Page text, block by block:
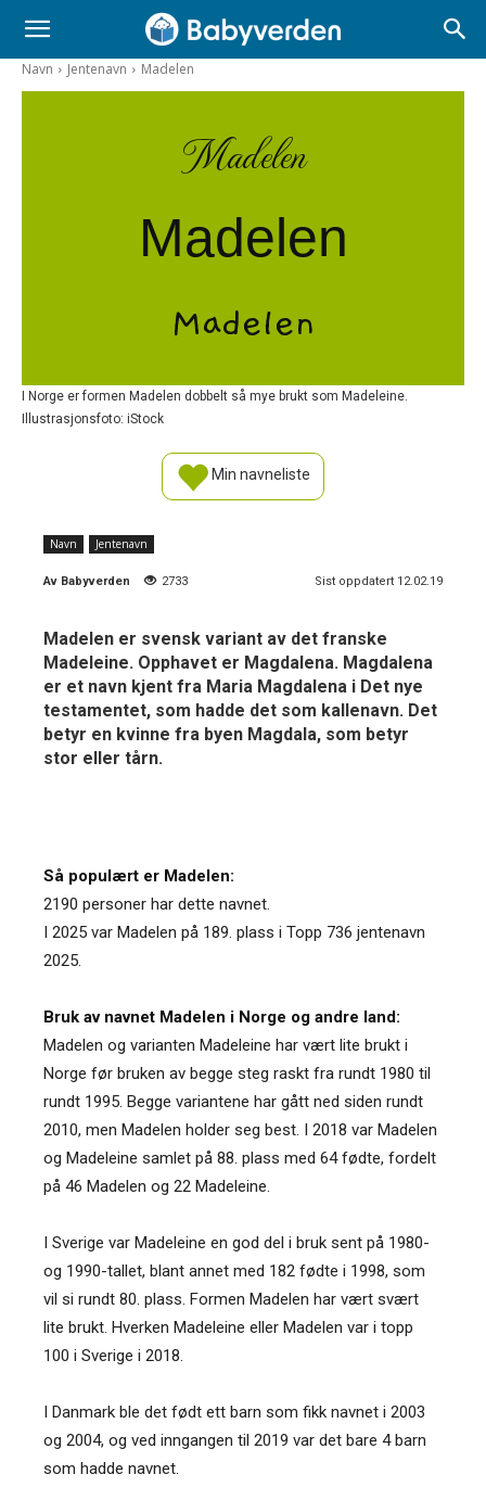
Navn Jentenavn Madelen
Madelen
Madelen
Madelen
I Norge er formen Madelen dobbelt så mye brukt som Madeleine.
Illustrasjonsfoto: iStock
Min navneliste
Navn Jentenavn
Av Babyverden 2733 Sist oppdatert 12.02.19
Madelen er svensk variant av det franske
Madeleine. Opphavet er Magdalena. Magdalena
er et navn kjent fra Maria Magdalena i Det nye
testamentet, som hadde det som kallenavn. Det
betyr en kvinne fra byen Magdala, som betyr
stor eller tårn.
Så populært er Madelen:
2190 personer har dette navnet.
I 2025 var Madelen på 189. plass i Topp 736 jentenavn
2025.
Bruk av navnet Madelen i Norge og andre land:
Madelen og varianten Madeleine har vært lite brukt i
Norge før bruken av begge steg raskt fra rundt 1980 til
rundt 1995. Begge variantene har gått ned siden rundt
2010, men Madelen holder seg best. I 2018 var Madelen
og Madeleine samlet på 88. plass med 64 fødte, fordelt
på 46 Madelen og 22 Madeleine.
I Sverige var Madeleine en god del i bruk sent på 1980-
og 1990-tallet, blant annet med 182 fødte i 1998, som
vil si rundt 80. plass. Formen Madelen har vært svært
lite brukt. Hverken Madeleine eller Madelen var i topp
100 i Sverige i 2018.
I Danmark ble det født ett barn som fikk navnet i 2003
og 2004, og ved inngangen til 2019 var det bare 4 barn
som hadde navnet.